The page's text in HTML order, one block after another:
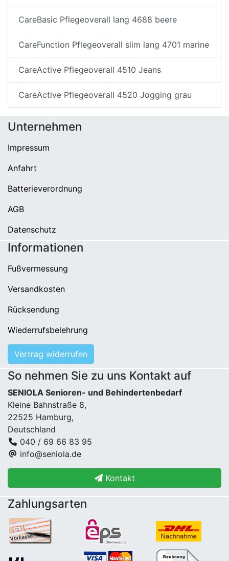
CareBasic Pflegeoverall lang 4688 beere
CareFunction Pflegeoverall slim lang 4701 marine
CareActive Pflegeoverall 4510 Jeans
CareActive Pflegeoverall 4520 Jogging grau
Unternehmen
Impressum
Anfahrt
Batterieverordnung
AGB
Datenschutz
Informationen
Fußvermessung
Versandkosten
Rücksendung
Wiederrufsbelehrung
Vertrag widerrufen
So nehmen Sie zu uns Kontakt auf
SENIOLA Senioren- und Behindertenbedarf
Kleine Bahnstraße 8,
22525 Hamburg,
Deutschland
040 / 69 66 83 95
info@seniola.de
Kontakt
Zahlungsarten